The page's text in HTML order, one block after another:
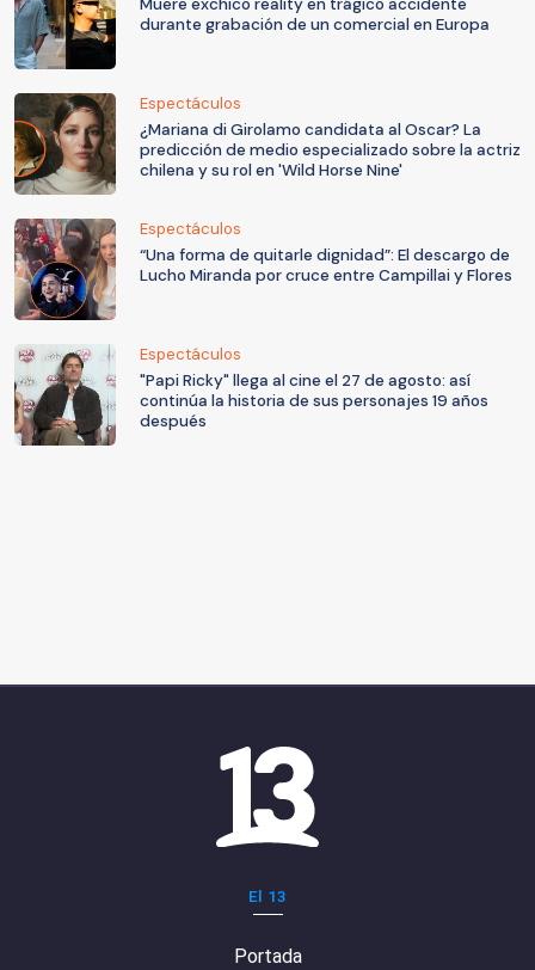
Muere exchico reality en trágico accidente
durante grabación de un comercial en Europa
Espectáculos
¿Mariana di Girolamo candidata al Oscar? La
predicción de medio especializado sobre la actriz
chilena y su rol en 'Wild Horse Nine'
Espectáculos
“Una forma de quitarle dignidad”: El descargo de
Lucho Miranda por cruce entre Campillai y Flores
Espectáculos
"Papi Ricky" llega al cine el 27 de agosto: así
continúa la historia de sus personajes 19 años
después
El 13
Portada